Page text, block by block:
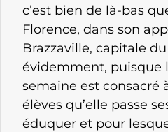
c’est bien de là-bas
Florence, dans son
Brazzaville, capitale
évidemment, puisque
semaine est consacré
élèves qu’elle passe
éduquer et pour